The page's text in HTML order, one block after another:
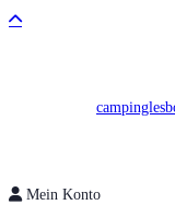
Mein Konto